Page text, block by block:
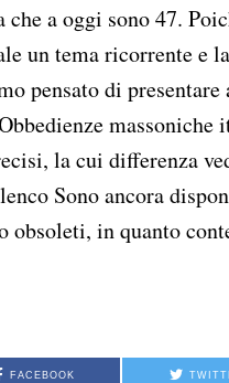
che a oggi sono 47.
un tema ricorrente e
pensato di
massoniche
la cui differenza
Sono ancora
obsoleti, in quanto
FACEBOOK